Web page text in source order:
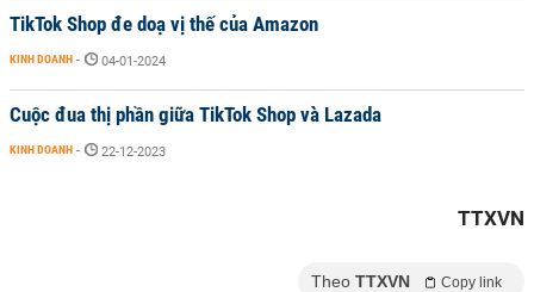
TikTok Shop đe doạ vị thế của Amazon
KINH DOANH - 04-01-2024
Cuộc đua thị phần giữa TikTok Shop và Lazada
KINH DOANH - 22-12-2023
TTXVN
Theo TTXVN Copy link